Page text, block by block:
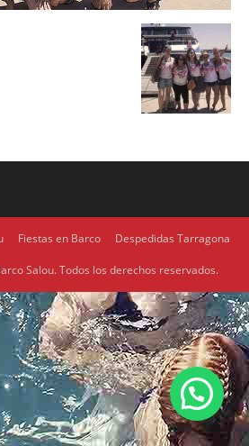
Fiestas en Barco Despedidas Tarragona
Salou. Todos los derechos reservados.
1